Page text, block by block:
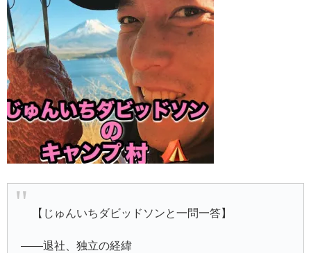
【じゅんいちダビッドソンと一問一答】
――退社、独立の経緯